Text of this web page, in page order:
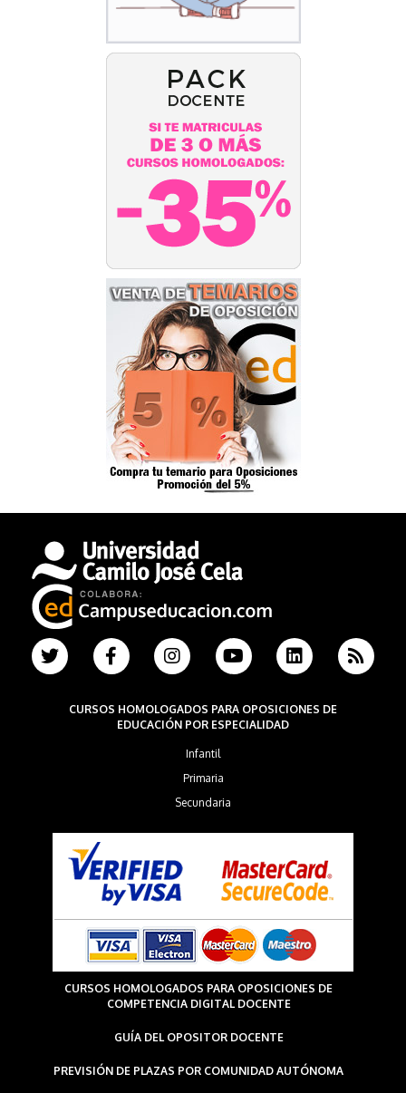
CURSOS HOMOLOGADOS PARA OPOSICIONES DE
EDUCACIÓN POR ESPECIALIDAD
Infantil
Primaria
Secundaria
CURSOS HOMOLOGADOS PARA OPOSICIONES DE
COMPETENCIA DIGITAL DOCENTE
GUÍA DEL OPOSITOR DOCENTE
PREVISIÓN DE PLAZAS POR COMUNIDAD AUTÓNOMA